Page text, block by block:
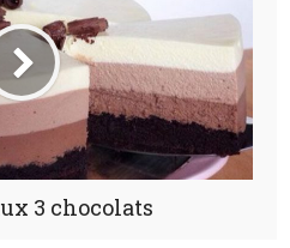
3 chocolats